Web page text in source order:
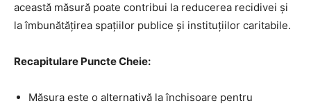
această măsură poate contribui la reducerea recidivei și
la îmbunătățirea spațiilor publice și instituțiilor caritabile.
Recapitulare Puncte Cheie:
Măsura este o alternativă la închisoare pentru